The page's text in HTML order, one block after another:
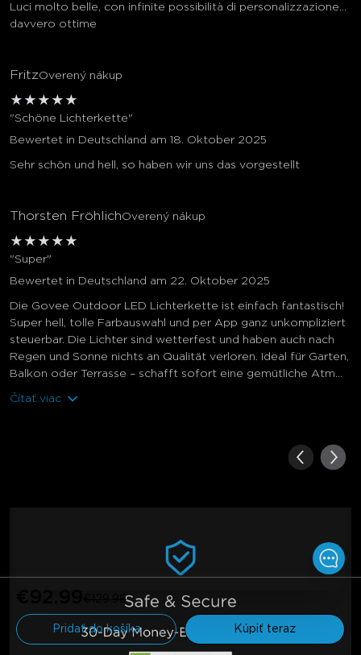
€129.99
Pridať do košíka Kúpiť teraz
Luci molto belle, con infinite possibilità di personalizzazione...
davvero ottime
FritzOverený nákup
★ ★ ★ ★ ★
"Schöne Lichterkette"
Bewertet in Deutschland am 18. Oktober 2025
Sehr schön und hell, so haben wir uns das vorgestellt
Thorsten FröhlichOverený nákup
★ ★ ★ ★ ★
"Super"
Bewertet in Deutschland am 22. Oktober 2025
Die Govee Outdoor LED Lichterkette ist einfach fantastisch!
Super hell, tolle Farbauswahl und per App ganz unkompliziert
steuerbar. Die Lichter sind wetterfest und haben auch nach
Regen und Sonne nichts an Qualität verloren. Ideal für Garten,
Balkon oder Terrasse – schafft sofort eine gemütliche Atm...
Čítať viac